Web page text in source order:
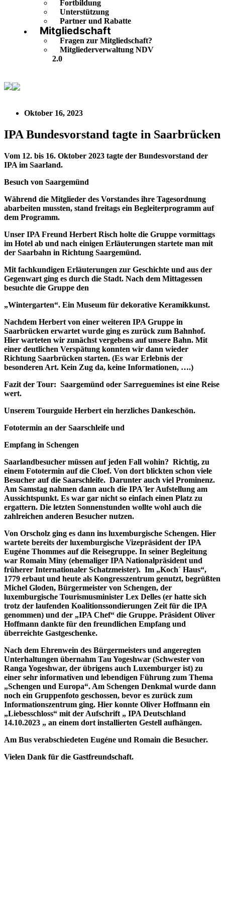
Fortbildung
Unterstützung
Partner und Rabatte
Mitgliedschaft
Fragen zur Mitgliedschaft?
Mitgliederverwaltung NDV
2.0
Oktober 16, 2023
IPA Bundesvorstand tagte in Saarbrücken
Vom 12. bis 16. Oktober 2023 tagte der Bundesvorstand der
IPA im Saarland.
Besuch von Saargemünd
Während die Mitglieder des Vorstandes ihre Tagesordnung
abarbeiten mussten, stand freitags ein Begleiterprogramm auf
dem Programm.
Unser IPA Freund Herbert Risch holte die Gruppe vormittags
im Hotel ab und nach einigen Erläuterungen startete man mit
der Saarbahn in Richtung Saargemünd.
Mit fachkundigen Erläuterungen zur Geschichte und aus der
Gegenwart ging es durch die Stadt. Nach dem Mittagessen
besuchte die Gruppe den
„Wintergarten“. Ein Museum für dekorative Keramikkunst.
Nachdem Herbert von einer weiteren IPA Gruppe in
Saarbrücken erwartet wurde ging es zurück zum Bahnhof.
Hier warteten wir zunächst vergebens auf unsere Bahn. Mit
einer deutlichen Verspätung konnten wir dann wieder
Richtung Saarbrücken starten. (Es war Erlebnis der
besonderen Art. Kein Zug da, keine Informationen, ….)
Fazit der Tour: Saargemünd oder Sarreguemines ist eine Reise
wert.
Unserem Tourguide Herbert ein herzliches Dankeschön.
Fototermin an der Saarschleife und
Empfang in Schengen
Saarlandbesucher müssen auf jeden Fall wohin? Richtig, zu
einem Fototermin auf die Cloef. Von dort blickten schon viele
Besucher auf die Saarschleife. Darunter auch viel Prominenz.
Am Samstag nahmen dann auch die IPA´ler Aufstellung am
Aussichtspunkt. Es war gar nicht so einfach einen Platz zu
ergattern. Die letzten Sonnenstunden wollte wohl auch die
zahlreichen anderen Besucher nutzen.
Von Orscholz ging es dann ins luxemburgische Schengen. Hier
wartete bereits der luxemburgische Vizepräsident der IPA
Eugéne Thommes auf die Reisegruppe. In seiner Begleitung
war Romain Miny (ehemaliger IPA Nationalpräsident und
früherer Internationaler Schatzmeister). Im „Koch´ Haus“,
1779 erbaut und heute als Kongresszentrum genutzt, begrüßten
Michel Gloden, Bürgermeister von Schengen, der
luxemburgische Tourismusminister Lex Delles (er hatte sich
trotz der laufenden Koalitionssondierungen Zeit für die IPA
genommen) und der „IPA Chef“ die Gruppe. Präsident Oliver
Hoffmann dankte für den freundlichen Empfang und
überreichte Gastgeschenke.
Nach dem Ehrenwein des Bürgermeisters und angeregten
Unterhaltungen übernahm Tau Yogeshwar (Schwester von
Ranga Yogeshwar, der übrigens auch Luxemburger ist) zu
einer sehr informativen und lebendigen Führung zum Thema
„Schengen und Europa“. Am Schengen Denkmal wurde dann
noch ein Gruppenfoto geschossen, bevor es zurück zum
Informationszentrum ging. Hier konnte Oliver Hoffmann ein
„Liebesschloss“ mit der Aufschrift „ IPA Deutschland
14.10.2023 „ an einem dort installierten Gestell aufhängen.
Am Bus verabschiedeten Eugéne und Romain die Besucher.
Vielen Dank für die Gastfreundschaft.